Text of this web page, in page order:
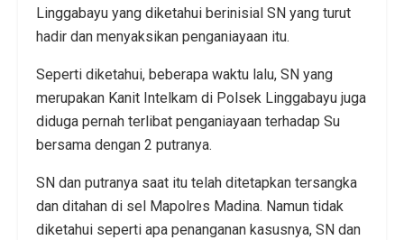
Linggabayu yang diketahui berinisial SN yang turut
hadir dan menyaksikan penganiayaan itu.
Seperti diketahui, beberapa waktu lalu, SN yang
merupakan Kanit Intelkam di Polsek Linggabayu juga
diduga pernah terlibat penganiayaan terhadap Su
bersama dengan 2 putranya.
SN dan putranya saat itu telah ditetapkan tersangka
dan ditahan di sel Mapolres Madina. Namun tidak
diketahui seperti apa penanganan kasusnya, SN dan